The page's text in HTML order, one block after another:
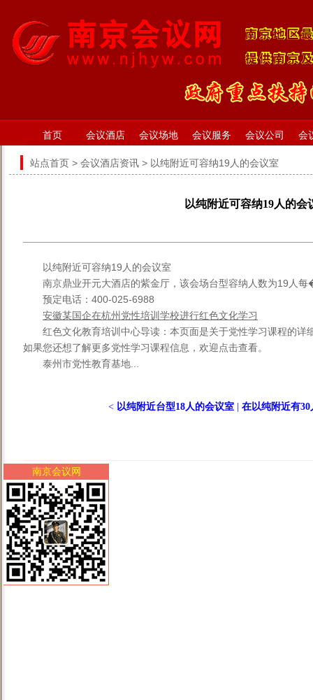
首页 会议酒店 会议场地 会议服务 会议公司 会
站点首页 > 会议酒店资讯 > 以纯附近可容纳19人的会议室
以纯附近可容纳19人的会
以纯附近可容纳19人的会议室
南京鼎业开元大酒店的紫金厅，该会场台型容纳人数为19人
预定电话：400-025-6988
安徽某国企在杭州党性培训学校进行红色文化学习
红色文化教育培训中心导读：本页面是关于党性学习课程的详
如果您还想了解更多党性学习课程信息，欢迎点击查看。
泰州市党性教育基地...
< 以纯附近台型18人的会议室| 在以纯附近有
南京会议网